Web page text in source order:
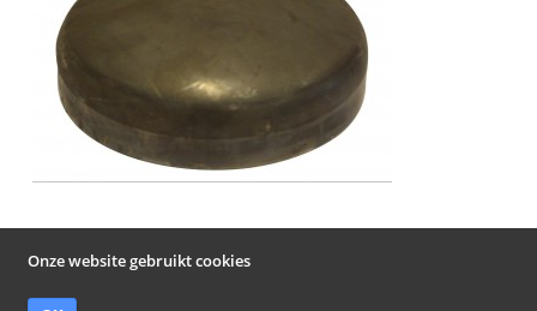
Onze website gebruikt cookies